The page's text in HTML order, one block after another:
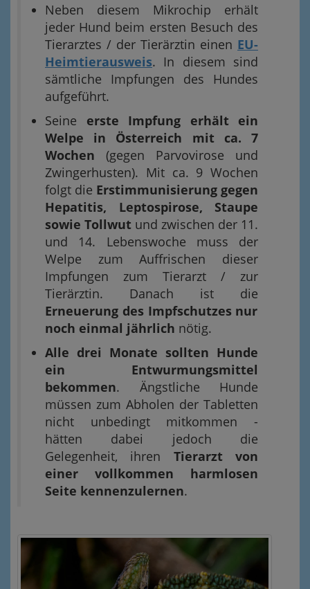
Neben diesem Mikrochip erhält
jeder Hund beim ersten Besuch des
Tierarztes / der Tierärztin einen EU-
Heimtierausweis. In diesem sind
sämtliche Impfungen des Hundes
aufgeführt.
Seine erste Impfung erhält ein
Welpe in Österreich mit ca. 7
Wochen (gegen Parvovirose und
Zwingerhusten). Mit ca. 9 Wochen
folgt die Erstimmunisierung gegen
Hepatitis, Leptospirose, Staupe
sowie Tollwut und zwischen der 11.
und 14. Lebenswoche muss der
Welpe zum Auffrischen dieser
Impfungen zum Tierarzt / zur
Tierärztin. Danach ist die
Erneuerung des Impfschutzes nur
noch einmal jährlich nötig.
Alle drei Monate sollten Hunde
ein Entwurmungsmittel
bekommen. Ängstliche Hunde
müssen zum Abholen der Tabletten
nicht unbedingt mitkommen -
hätten dabei jedoch die
Gelegenheit, ihren Tierarzt von
einer vollkommen harmlosen
Seite kennenzulernen.